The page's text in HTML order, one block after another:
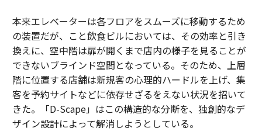
本来エレベーターは各フロアをスムーズに移動するため
の装置だが、こと飲食ビルにおいては、その効率と引き
換えに、空中階は扉が開くまで店内の様子を見ることが
できないブラインド空間となっている。そのため、上層
階に位置する店舗は新規客の心理的ハードルを上げ、集
客を予約サイトなどに依存せざるをえない状況を招いて
きた。「D-Scape」はこの構造的な分断を、独創的なデ
ザイン設計によって解消しようとしている。